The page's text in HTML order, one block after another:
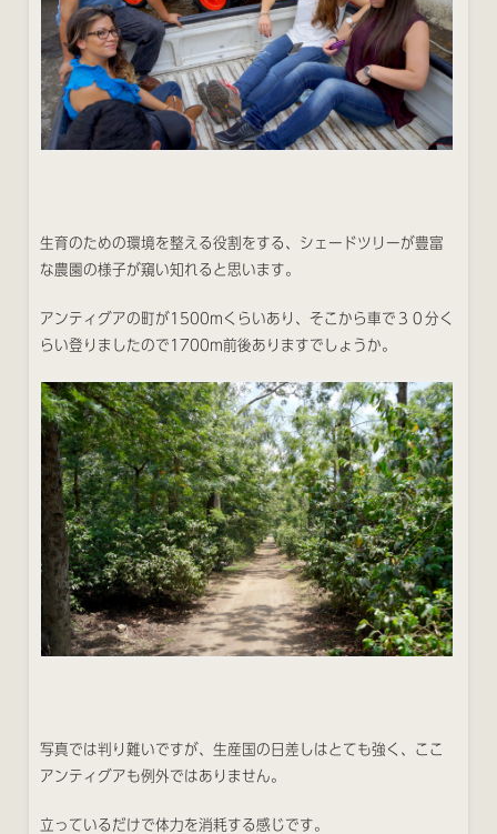
生育のための環境を整える役割をする、シェードツリーが豊富
な農園の様子が窺い知れると思います。
アンティグアの町が1500mくらいあり、そこから車で３０分く
らい登りましたので1700m前後ありますでしょうか。
写真では判り難いですが、生産国の日差しはとても強く、ここ
アンティグアも例外ではありません。
立っているだけで体力を消耗する感じです。